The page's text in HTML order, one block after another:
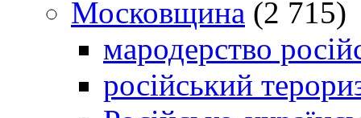
Московщина (2 715)
мародерство
російський